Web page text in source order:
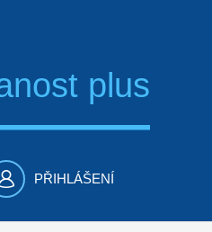
plus
PŘIHLÁŠENÍ